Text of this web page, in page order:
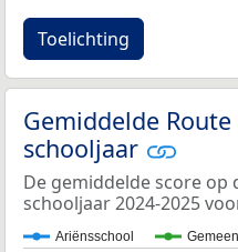
Toelichting
Gemiddelde
schooljaar
De gemiddelde score op
schooljaar 2024-2025
Ariënsschool